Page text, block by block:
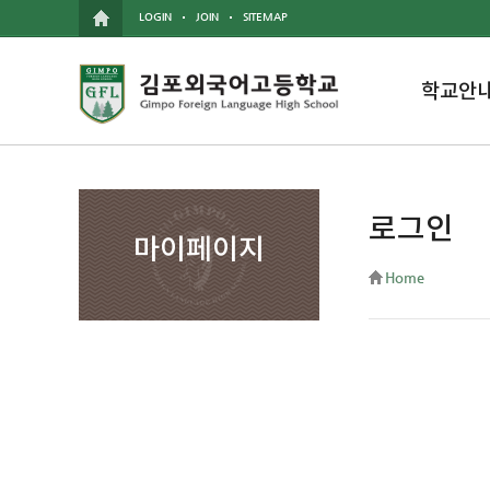
LOGIN JOIN SITEMAP
학교안
마이페이지
로그인
Home